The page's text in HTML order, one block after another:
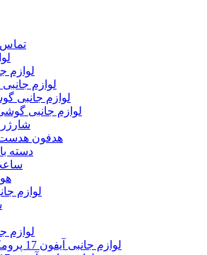
تماس
لوازم
لوازم
لوازم جانبی
لوازم جانبی
شارژر
هدفون
دسته
لوازم
لوازم
لوازم جانبی آیفون 17 پرومکس